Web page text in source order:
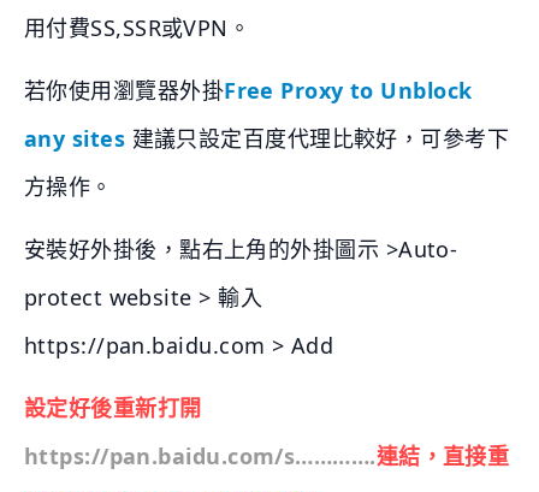
用付費SS,SSR或VPN。
若你使用瀏覽器外掛Free Proxy to Unblock
any sites 建議只設定百度代理比較好，可參考下
方操作。
安裝好外掛後，點右上角的外掛圖示 >Auto-
protect website > 輸入
https://pan.baidu.com > Add
設定好後重新打開
https://pan.baidu.com/s………….連結，直接重